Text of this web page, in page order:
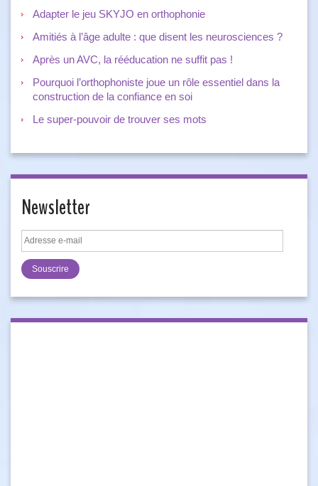
Adapter le jeu SKYJO en orthophonie
Amitiés à l’âge adulte : que disent les neurosciences ?
Après un AVC, la rééducation ne suffit pas !
Pourquoi l’orthophoniste joue un rôle essentiel dans la
construction de la confiance en soi
Le super-pouvoir de trouver ses mots
Newsletter
Adresse
e-
mail